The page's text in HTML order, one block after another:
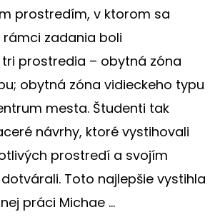
prostredím, v ktorom sa
rámci zadania boli
prostredia – obytná zóna
obytná zóna vidieckeho typu
mesta. Študenti tak
návrhy, ktoré vystihovali
prostredí a svojím
Toto najlepšie vystihla
práci Michae ...